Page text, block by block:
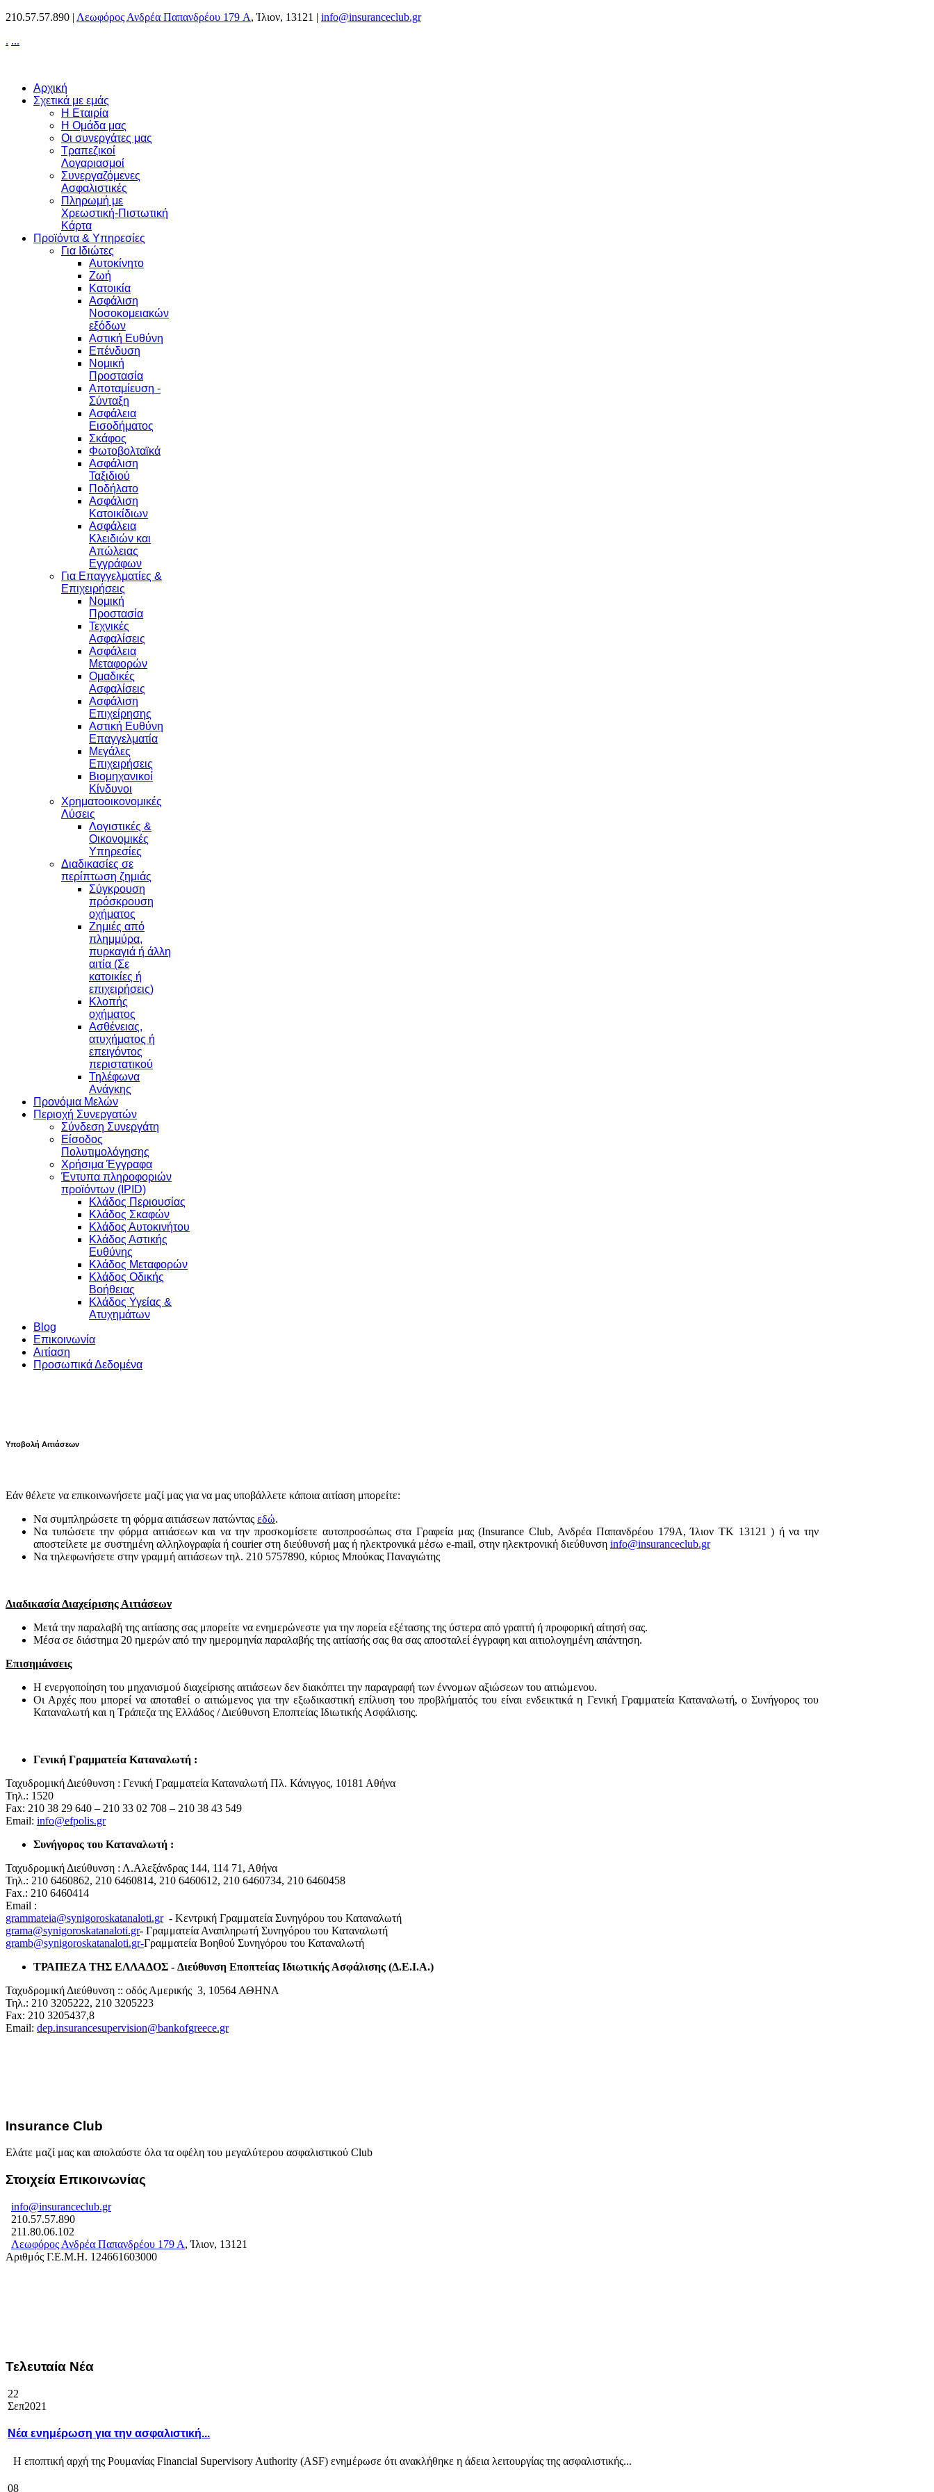
210.57.57.890 | Λεωφόρος Ανδρέα Παπανδρέου 179 A, Ίλιον, 13121 | info@insuranceclub.gr
. ...
Αρχική
Σχετικά με εμάς
Η Εταιρία
Η Ομάδα μας
Οι συνεργάτες μας
Τραπεζικοί
Λογαριασμοί
Συνεργαζόμενες
Ασφαλιστικές
Πληρωμή με
Χρεωστική-Πιστωτική
Κάρτα
Προϊόντα & Υπηρεσίες
Για Ιδιώτες
Αυτοκίνητο
Ζωή
Κατοικία
Ασφάλιση
Νοσοκομειακών
εξόδων
Αστική Ευθύνη
Επένδυση
Νομική
Προστασία
Αποταμίευση -
Σύνταξη
Ασφάλεια
Εισοδήματος
Σκάφος
Φωτοβολταϊκά
Ασφάλιση
Ταξιδιού
Ποδήλατο
Ασφάλιση
Κατοικίδιων
Ασφάλεια
Κλειδιών και
Απώλειας
Εγγράφων
Για Επαγγελματίες &
Επιχειρήσεις
Νομική
Προστασία
Τεχνικές
Ασφαλίσεις
Ασφάλεια
Μεταφορών
Ομαδικές
Ασφαλίσεις
Ασφάλιση
Επιχείρησης
Αστική Ευθύνη
Επαγγελματία
Μεγάλες
Επιχειρήσεις
Βιομηχανικοί
Κίνδυνοι
Χρηματοοικονομικές
Λύσεις
Λογιστικές &
Οικονομικές
Υπηρεσίες
Διαδικασίες σε
περίπτωση ζημιάς
Σύγκρουση
πρόσκρουση
οχήματος
Ζημιές από
πλημμύρα,
πυρκαγιά ή άλλη
αιτία (Σε
κατοικίες ή
επιχειρήσεις)
Κλοπής
οχήματος
Ασθένειας,
ατυχήματος ή
επειγόντος
περιστατικού
Τηλέφωνα
Ανάγκης
Προνόμια Μελών
Περιοχή Συνεργατών
Σύνδεση Συνεργάτη
Είσοδος
Πολυτιμολόγησης
Χρήσιμα Έγγραφα
Έντυπα πληροφοριών
προϊόντων (IPID)
Κλάδος Περιουσίας
Κλάδος Σκαφών
Κλάδος Αυτοκινήτου
Κλάδος Αστικής
Ευθύνης
Κλάδος Μεταφορών
Κλάδος Οδικής
Βοήθειας
Κλάδος Υγείας &
Ατυχημάτων
Blog
Επικοινωνία
Αιτίαση
Προσωπικά Δεδομένα
Υποβολή Αιτιάσεων
Εάν θέλετε να επικοινωνήσετε μαζί μας για να μας υποβάλλετε κάποια αιτίαση μπορείτε:
Να συμπληρώσετε τη φόρμα αιτιάσεων πατώντας εδώ.
Να τυπώσετε την φόρμα αιτιάσεων και να την προσκομίσετε αυτοπροσώπως στα Γραφεία μας (Insurance Club, Ανδρέα Παπανδρέου 179Α, Ίλιον ΤΚ 13121 ) ή να την
αποστείλετε με συστημένη αλληλογραφία ή courier στη διεύθυνσή μας ή ηλεκτρονικά μέσω e-mail, στην ηλεκτρονική διεύθυνση info@insuranceclub.gr
Να τηλεφωνήσετε στην γραμμή αιτιάσεων τηλ. 210 5757890, κύριος Μπούκας Παναγιώτης
Διαδικασία Διαχείρισης Αιτιάσεων
Μετά την παραλαβή της αιτίασης σας μπορείτε να ενημερώνεστε για την πορεία εξέτασης της ύστερα από γραπτή ή προφορική αίτησή σας.
Μέσα σε διάστημα 20 ημερών από την ημερομηνία παραλαβής της αιτίασής σας θα σας αποσταλεί έγγραφη και αιτιολογημένη απάντηση.
Επισημάνσεις
H ενεργοποίηση του μηχανισμού διαχείρισης αιτιάσεων δεν διακόπτει την παραγραφή των έννομων αξιώσεων του αιτιώμενου.
Οι Αρχές που μπορεί να αποταθεί ο αιτιώμενος για την εξωδικαστική επίλυση του προβλήματός του είναι ενδεικτικά η Γενική Γραμματεία Καταναλωτή, ο Συνήγορος του
Καταναλωτή και η Τράπεζα της Ελλάδος / Διεύθυνση Εποπτείας Ιδιωτικής Ασφάλισης.
Γενική Γραμματεία Καταναλωτή :
Ταχυδρομική Διεύθυνση : Γενική Γραμματεία Καταναλωτή Πλ. Κάνιγγος, 10181 Αθήνα
Τηλ.: 1520
Fax: 210 38 29 640 – 210 33 02 708 – 210 38 43 549
Email: info@efpolis.gr
Συνήγορος του Καταναλωτή :
Ταχυδρομική Διεύθυνση : Λ.Αλεξάνδρας 144, 114 71, Αθήνα
Τηλ.: 210 6460862, 210 6460814, 210 6460612, 210 6460734, 210 6460458
Fax.: 210 6460414
Email :
grammateia@synigoroskatanaloti.gr- Κεντρική Γραμματεία Συνηγόρου του Καταναλωτή
grama@synigoroskatanaloti.gr- Γραμματεία Αναπληρωτή Συνηγόρου του Καταναλωτή
gramb@synigoroskatanaloti.gr-Γραμματεία Βοηθού Συνηγόρου του Καταναλωτή
ΤΡΑΠΕΖΑ ΤΗΣ ΕΛΛΑΔΟΣ - Διεύθυνση Εποπτείας Ιδιωτικής Ασφάλισης (Δ.Ε.Ι.Α.)
Ταχυδρομική Διεύθυνση :: οδός Αμερικής 3, 10564 ΑΘΗΝΑ
Τηλ.: 210 3205222, 210 3205223
Fax: 210 3205437,8
Email: dep.insurancesupervision@bankofgreece.gr
Insurance Club
Ελάτε μαζί μας και απολαύστε όλα τα οφέλη του μεγαλύτερου ασφαλιστικού Club
Στοιχεία Επικοινωνίας
info@insuranceclub.gr
210.57.57.890
211.80.06.102
Λεωφόρος Ανδρέα Παπανδρέου 179 Α, Ίλιον, 13121
Αριθμός Γ.Ε.Μ.Η. 124661603000
Τελευταία Νέα
22
Σεπ2021
Νέα ενημέρωση για την ασφαλιστική...
Η εποπτική αρχή της Ρουμανίας Financial Supervisory Authority (ASF) ενημέρωσε ότι ανακλήθηκε η άδεια λειτουργίας της ασφαλιστικής...
08